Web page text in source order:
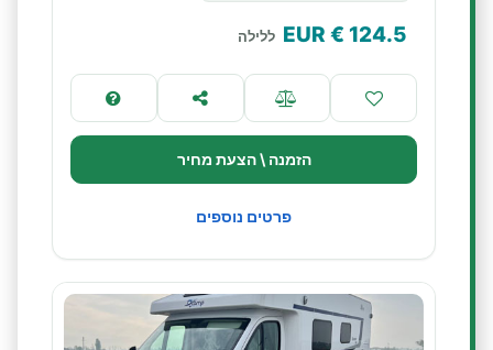
124.5
€ EUR ללילה
הזמנה \ הצעת מחיר
פרטים נוספים